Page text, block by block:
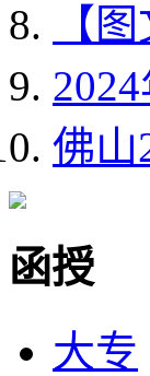
【
佛山
函授
大专